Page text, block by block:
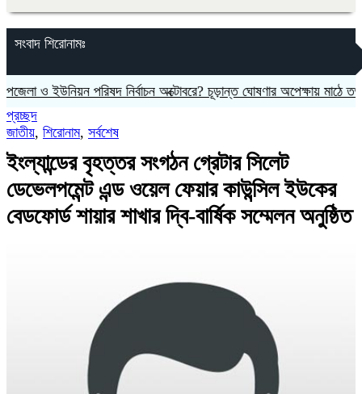
সংবাদ শিরোনামঃ
ইউনিয়ন পরিষদ নির্বাচন অক্টোবরে? চূড়ান্ত ঘোষণার অপেক্ষায় মাঠে তৎপরতা
প্রচ্ছদ
জাতীয়, শিরোনাম, সর্বশেষ
‎ইংল্যান্ডের বৃহত্তর সংগঠন গ্রেটার সিলেট
ডেভেলপমেন্ট এন্ড ওয়েল ফেয়ার কাউন্সিল ইউকের
‎বেডফোর্ড শায়ার শাখার দ্বি-বার্ষিক সম্মেলন অনুষ্ঠিত